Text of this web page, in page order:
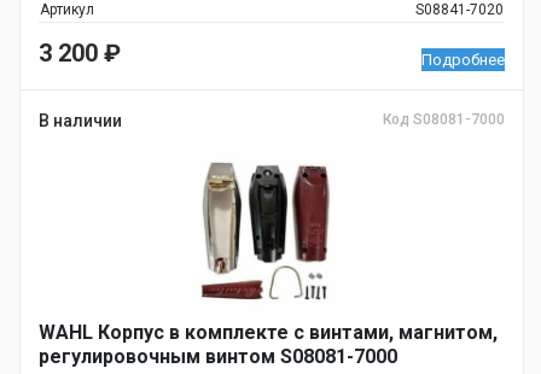
Артикул
S08841-7020
3 200 ₽ Подробнее
В наличии Код S08081-7000
WAHL Корпус в комплекте с винтами, магнитом,
регулировочным винтом S08081-7000